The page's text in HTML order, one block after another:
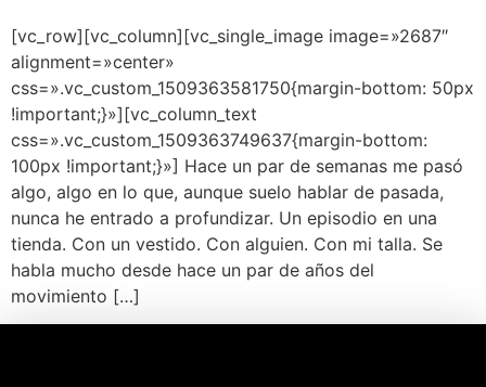
[vc_row][vc_column][vc_single_image image=»2687″
alignment=»center»
css=».vc_custom_1509363581750{margin-bottom: 50px
!important;}»][vc_column_text
css=».vc_custom_1509363749637{margin-bottom:
100px !important;}»] Hace un par de semanas me pasó
algo, algo en lo que, aunque suelo hablar de pasada,
nunca he entrado a profundizar. Un episodio en una
tienda. Con un vestido. Con alguien. Con mi talla. Se
habla mucho desde hace un par de años del
movimiento […]